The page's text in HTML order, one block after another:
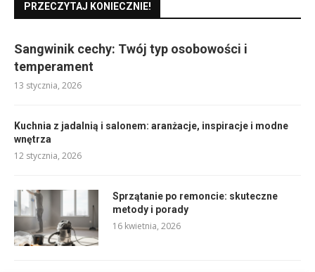
PRZECZYTAJ KONIECZNIE!
Sangwinik cechy: Twój typ osobowości i
temperament
13 stycznia, 2026
Kuchnia z jadalnią i salonem: aranżacje, inspiracje i modne
wnętrza
12 stycznia, 2026
Sprzątanie po remoncie: skuteczne
metody i porady
16 kwietnia, 2026